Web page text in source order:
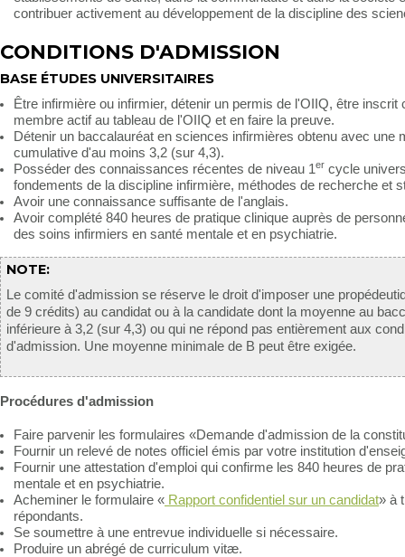
contribuer activement au développement de la discipline des
CONDITIONS D'ADMISSION
BASE ÉTUDES UNIVERSITAIRES
Être infirmière ou infirmier, détenir un permis de l'OIIQ, être inscrit
membre actif au tableau de l'OIIQ et en faire la preuve.
Détenir un baccalauréat en sciences infirmières obtenu avec une
cumulative d'au moins 3,2 (sur 4,3).
Posséder des connaissances récentes de niveau 1er cycle
fondements de la discipline infirmière, méthodes de recherche et
Avoir une connaissance suffisante de l'anglais.
Avoir complété 840 heures de pratique clinique auprès de
des soins infirmiers en santé mentale et en psychiatrie.
NOTE:
Le comité d'admission se réserve le droit d'imposer une
de 9 crédits) au candidat ou à la candidate dont la moyenne au
inférieure à 3,2 (sur 4,3) ou qui ne répond pas entièrement aux
d'admission. Une moyenne minimale de B peut être exigée.
Procédures d'admission
Faire parvenir les formulaires «Demande d'admission de la
Fournir un relevé de notes officiel émis par votre institution
Fournir une attestation d'emploi qui confirme les 840 heures de
mentale et en psychiatrie.
Acheminer le formulaire « Rapport confidentiel sur un candidat» à
répondants.
Se soumettre à une entrevue individuelle si nécessaire.
Produire un abrégé de curriculum vitæ.